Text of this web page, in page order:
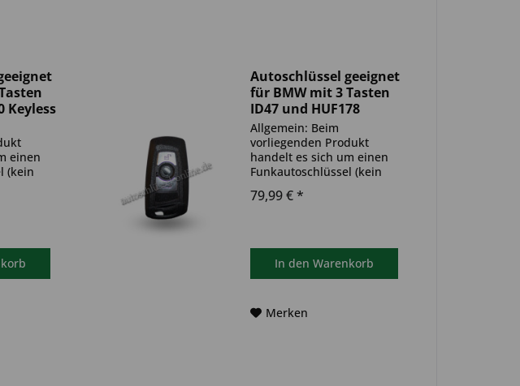
Keyless
einen
(kein
darauf,
Autoschlüssel geeignet
für BMW mit 3 Tasten
ID47 und HUF178
(Aftermarket Produkt)
Allgemein: Beim
vorliegenden Produkt
handelt es sich um einen
Funkautoschlüssel (kein
Wegfahrsperre
verbaut. Bitte achte darauf,
dass der Autoschlüssel
79,99 € *
In den Warenkorb
Merken